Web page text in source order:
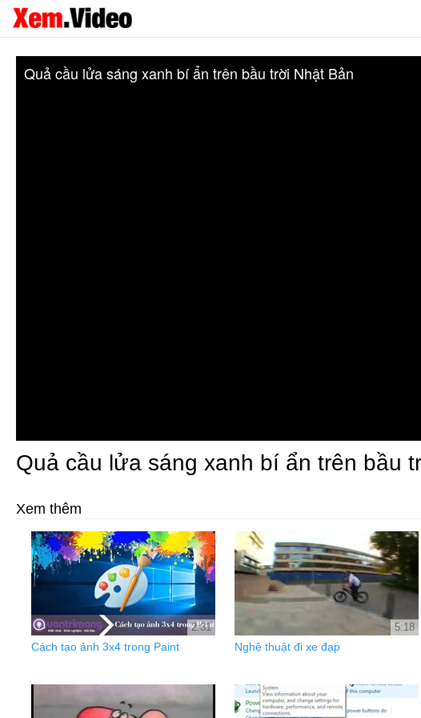
Quả cầu lửa sáng xanh bí ẩn trên bầu trời Nhật Bản
Quả cầu lửa sáng xanh bí ẩn trên bầu
Xem thêm
2:31
Cách tạo ảnh 3x4 trong Paint
5:18
Nghệ thuật đi xe đạp